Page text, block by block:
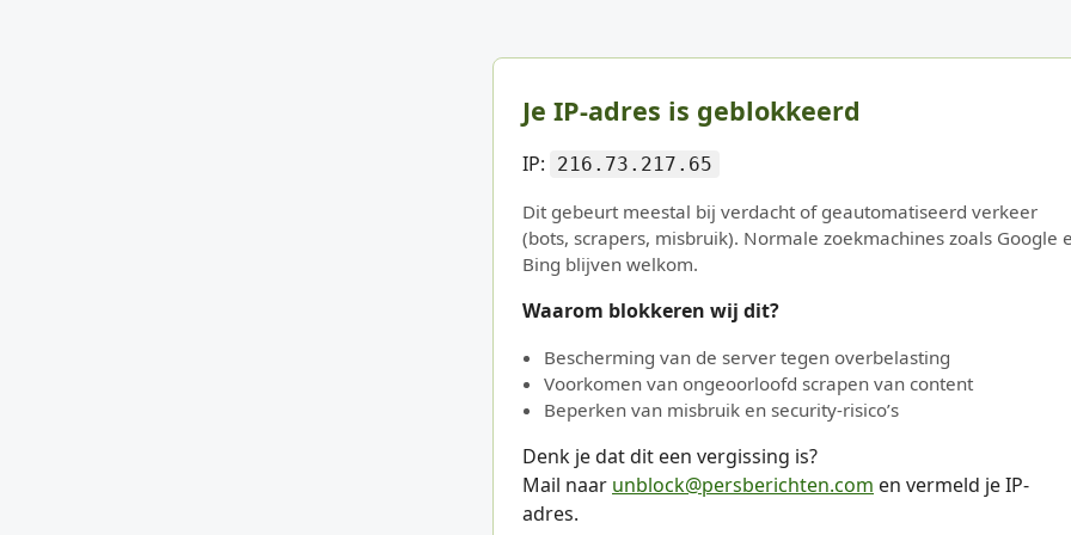
Je IP-adres is geblokkeerd
IP: 216.73.217.65
Dit gebeurt meestal bij verdacht of geautomatiseerd verkeer
(bots, scrapers, misbruik). Normale zoekmachines zoals Google
Bing blijven welkom.
Waarom blokkeren wij dit?
Bescherming van de server tegen overbelasting
Voorkomen van ongeoorloofd scrapen van content
Beperken van misbruik en security-risico’s
Denk je dat dit een vergissing is?
Mail naar unblock@persberichten.com en vermeld je IP-
adres.